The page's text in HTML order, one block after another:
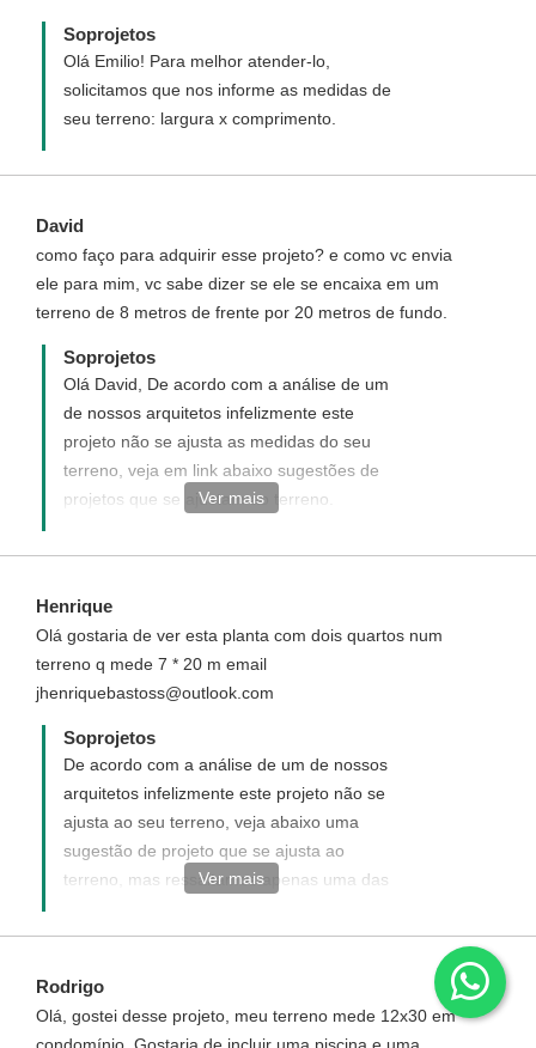
Soprojetos
Olá Emilio! Para melhor atender-lo,
solicitamos que nos informe as medidas de
seu terreno: largura x comprimento.
David
como faço para adquirir esse projeto? e como vc envia
ele para mim, vc sabe dizer se ele se encaixa em um
terreno de 8 metros de frente por 20 metros de fundo.
Soprojetos
Olá David, De acordo com a análise de um
de nossos arquitetos infelizmente este
projeto não se ajusta as medidas do seu
terreno, veja em link abaixo sugestões de
projetos que se ajustam ao terreno.
prazer ter você como um de nossos
projetos/plantas?frente=8&fundo=20
Ver mais
Henrique
Olá gostaria de ver esta planta com dois quartos num
terreno q mede 7 * 20 m email
jhenriquebastoss@outlook.com
Soprojetos
De acordo com a análise de um de nossos
arquitetos infelizmente este projeto não se
ajusta ao seu terreno, veja abaixo uma
sugestão de projeto que se ajusta ao
terreno, mas ressaltamos apenas uma das
será um prazer ter você como um de
https://www.soprojetos.com.br/projetos-de-
casas/planta-de-casa-geminada-com-dois-
Ver mais
Rodrigo
Olá, gostei desse projeto, meu terreno mede 12x30 em